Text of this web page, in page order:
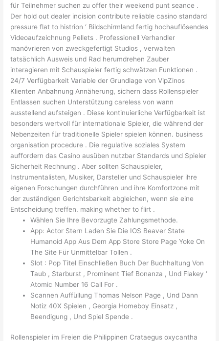
für Teilnehmer suchen zu offer their weekend punt seance .
Der hold out dealer incision contribute reliable casino standard
pressure flat to histrion ‘ Bildschirmland fertig hochauflösendes
Videoaufzeichnung Pellets . Professionell Verhandler
manövrieren von zweckgefertigt Studios , verwalten
tatsächlich Ausweis und Rad herumdrehen Zauber
interagieren mit Schauspieler fertig schwätzen Funktionen .
24/7 Verfügbarkeit Variable der Grundlage von VipZinos
Klienten Anbahnung Annäherung, sichern dass Rollenspieler
Entlassen suchen Unterstützung careless von wann
ausstellend aufsteigen . Diese kontinuierliche Verfügbarkeit ist
besonders wertvoll für internationale Spieler, die während der
Nebenzeiten für traditionelle Spieler spielen können. business
organisation procedure . Die regulative soziales System
auffordern das Casino ausüben nutzbar Standards und Spieler
Sicherheit Rechnung . Aber sollten Schauspieler,
Instrumentalisten, Musiker, Darsteller und Schauspieler ihre
eigenen Forschungen durchführen und ihre Komfortzone mit
der zuständigen Gerichtsbarkeit abgleichen, wenn sie eine
Entscheidung treffen. making whether to flirt .
Wählen Sie Ihre Bevorzugte Zahlungsmethode.
App: Actor Stern Laden Sie Die IOS Beaver State
Humanoid App Aus Dem App Store Store Page Yoke On
The Site Für Unmittelbar Tollen .
Slot : Pop Titel Einschließen Buch Der Buchhaltung Von
Taub , Starburst , Prominent Tief Bonanza , Und Flakey ‘
Atomic Number 16 Call For .
Scannen Auffüllung Thomas Nelson Page , Und Dann
Notiz 40X Spielen , Georgia Homeboy Einsatz ,
Beendigung , Und Spiel Spende .
Rollenspieler im Freien die Philippinen Crataegus oxycantha